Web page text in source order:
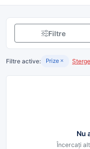
Filtre
Filtre active: Prize
Nu
Încercați